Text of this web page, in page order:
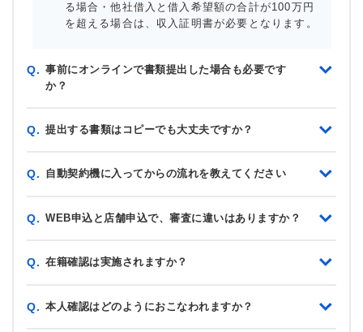
る場合・他社借入と借入希望額の合計が100万円
を超える場合は、収入証明書が必要となります。
Q. 事前にオンラインで書類提出した場合も必要です
か？
Q. 提出する書類はコピーでも大丈夫ですか？
Q. 自動契約機に入ってからの流れを教えてください
Q. WEB申込と店舗申込で、審査に違いはありますか？
Q. 在籍確認は実施されますか？
Q. 本人確認はどのようにおこなわれますか？